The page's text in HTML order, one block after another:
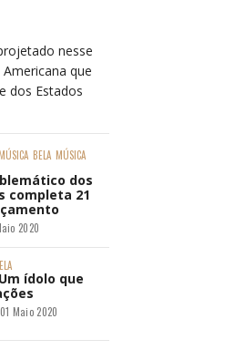
nesse
que
dos Estados
BELA MÚSICA
dos
completa 21
2020
ídolo que
01 Maio 2020